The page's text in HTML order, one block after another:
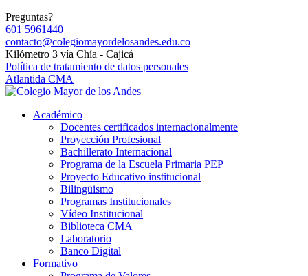
Preguntas?
601 5961440
contacto@colegiomayordelosandes.edu.co
Kilómetro 3 vía Chía - Cajicá
Política de tratamiento de datos personales
Atlantida CMA
Académico
Docentes certificados internacionalmente
Proyección Profesional
Bachillerato Internacional
Programa de la Escuela Primaria PEP
Proyecto Educativo institucional
Bilingüismo
Programas Institucionales
Vídeo Institucional
Biblioteca CMA
Laboratorio
Banco Digital
Formativo